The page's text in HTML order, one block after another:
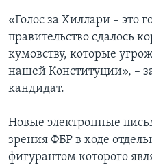
«Голос за Хиллари – это
правительство сдалось
кумовству, которые
нашей Конституции», –
кандидат.
Новые электронные
зрения ФБР в ходе
фигурантом которого